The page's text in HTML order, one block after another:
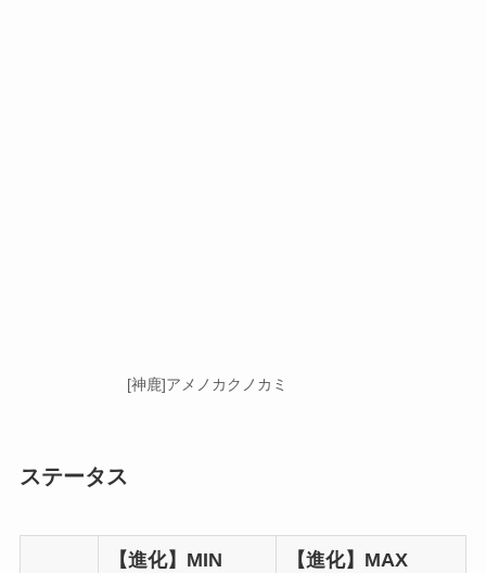
[神鹿]アメノカクノカミ
ステータス
【進化】MIN 【進化】MAX